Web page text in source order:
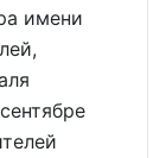
имени